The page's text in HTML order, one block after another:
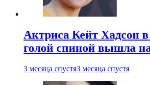
Актриса Кейт Хадсон в
голой спиной вышла
3 месяца спустя3 месяца спустя